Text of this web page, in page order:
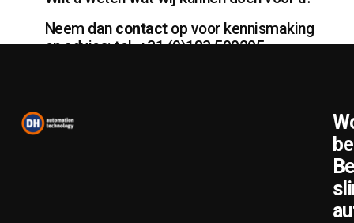
Neem dan contactop voor kennismaking
en advies: tel. +31 (0)183 500205.